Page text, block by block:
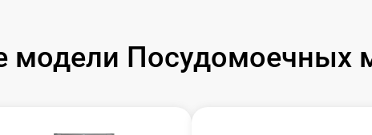
модели Посудомоечных